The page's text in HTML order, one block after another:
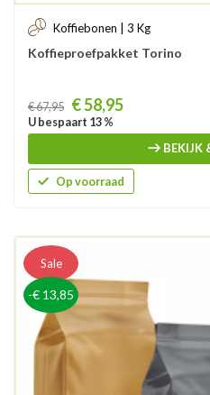
Koffiebonen | 3 Kg
Koffieproefpakket Torino
Prijs
€ 67,95 € 58,95
U bespaart 13 %
BEKIJK
Op voorraad
Sale
-€ 13,85